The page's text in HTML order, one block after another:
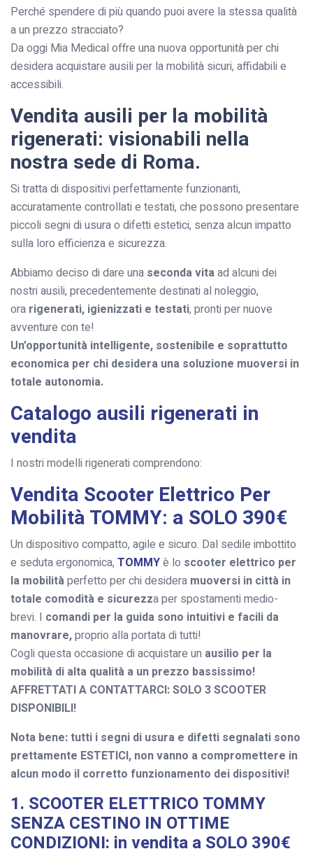
Perché spendere di più quando puoi avere la stessa qualità
a un prezzo stracciato?
Da oggi Mia Medical offre una nuova opportunità per chi
desidera acquistare ausili per la mobilità sicuri, affidabili e
accessibili.
Vendita ausili per la mobilità
rigenerati: visionabili nella
nostra sede di Roma.
Si tratta di dispositivi perfettamente funzionanti,
accuratamente controllati e testati, che possono presentare
piccoli segni di usura o difetti estetici, senza alcun impatto
sulla loro efficienza e sicurezza.
Abbiamo deciso di dare una seconda vitaad alcuni dei
nostri ausili, precedentemente destinati al noleggio,
ora rigenerati, igienizzati e testati, pronti per nuove
avventure con te!
Un’opportunità intelligente, sostenibile e soprattutto
economica per chi desidera una soluzione muoversi in
totale autonomia.
Catalogo ausili rigenerati in
vendita
I nostri modelli rigenerati comprendono:
Vendita Scooter Elettrico Per
Mobilità TOMMY: a SOLO 390€
Un dispositivo compatto, agile e sicuro. Dal sedile imbottito
e seduta ergonomica, TOMMYè lo scooter elettrico per
la mobilitàperfetto per chi desidera muoversi in città in
totale comodità e sicurezza per spostamenti medio-
brevi. I comandi per la guida sono intuitivi e facili da
manovrare,proprio alla portata di tutti!
Cogli questa occasione di acquistare un ausilio per la
mobilità di alta qualità a un prezzo bassissimo!
AFFRETTATI A CONTATTARCI: SOLO 3 SCOOTER
DISPONIBILI!
Nota bene: tutti i segni di usura e difetti segnalati sono
prettamente ESTETICI, non vanno a compromettere in
alcun modo il corretto funzionamento dei dispositivi!
1. SCOOTER ELETTRICO TOMMY
SENZA CESTINO IN OTTIME
CONDIZIONI: in vendita a SOLO 390€